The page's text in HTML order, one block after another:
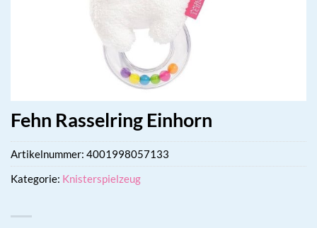
Fehn Rasselring Einhorn
Artikelnummer: 4001998057133
Kategorie: Knisterspielzeug